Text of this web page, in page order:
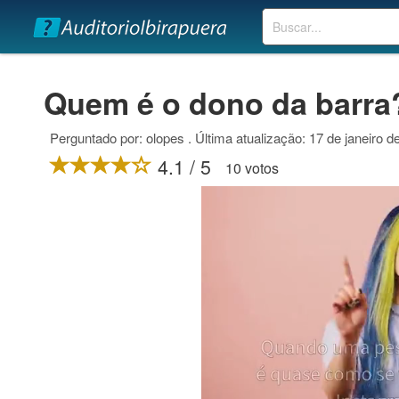
Buscar
Quem é o dono da
Perguntado por: olopes . Última atualização: 17 de janeiro
4.1 / 5 10 votos